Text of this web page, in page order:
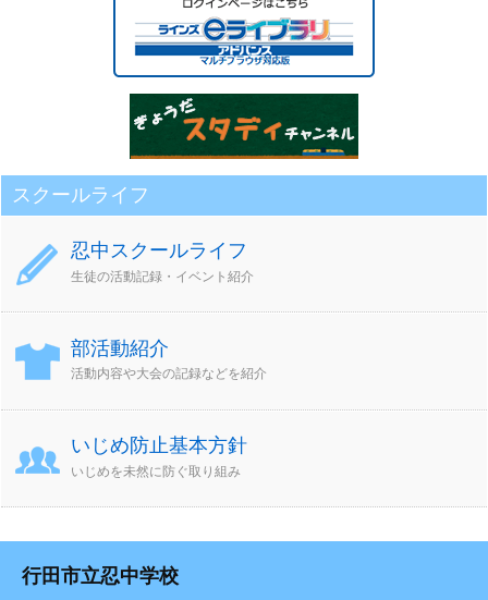
スクールライフ
忍中スクールライフ
生徒の活動記録・イベント紹介
部活動紹介
活動内容や大会の記録などを紹介
いじめ防止基本方針
いじめを未然に防ぐ取り組み
行田市立忍中学校